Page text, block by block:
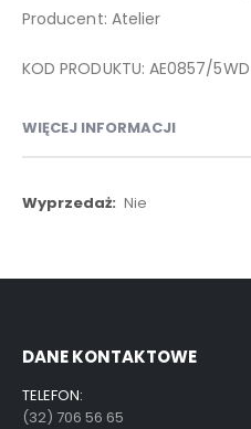
Producent: Atelier
KOD PRODUKTU: AE0857/5WD
WIĘCEJ INFORMACJI
Więcej
Nie
DANE KONTAKTOWE
TELEFON:
(32) 706 56 65